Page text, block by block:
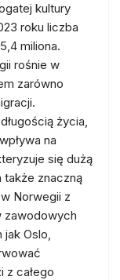
kultury
roku liczba
miliona.
rośnie w
zarówno
życia,
na
się dużą
także znaczną
Norwegii z
zawodowych
jak Oslo,
z całego